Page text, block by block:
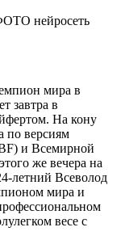
мира в
завтра в
На кону
по версиям
и Всемирной
же вечера на
Всеволод
мира и
весе с